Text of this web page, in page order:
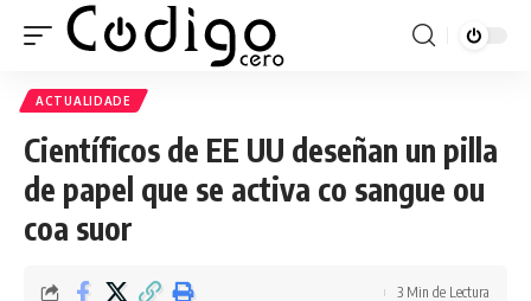
ACTUALIDADE
Científicos de EE UU deseñan un pilla
de papel que se activa co sangue ou
coa suor
3 Min de Lectura